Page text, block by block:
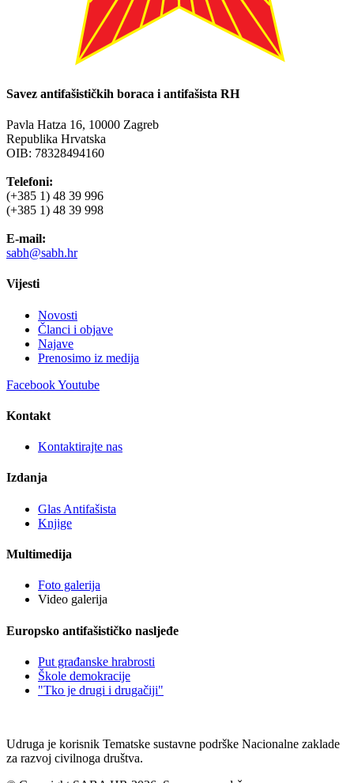
Savez antifašističkih boraca i antifašista RH
Pavla Hatza 16, 10000 Zagreb
Republika Hrvatska
OIB: 78328494160
Telefoni:
(+385 1) 48 39 996
(+385 1) 48 39 998
E-mail:
sabh@sabh.hr
Vijesti
Novosti
Članci i objave
Najave
Prenosimo iz medija
FacebookYoutube
Kontakt
Kontaktirajte nas
Izdanja
Glas Antifašista
Knjige
Multimedija
Foto galerija
Video galerija
Europsko antifašističko nasljeđe
Put građanske hrabrosti
Škole demokracije
"Tko je drugi i drugačiji"
Udruga je korisnik Tematske sustavne podrške Nacionalne zaklade
za razvoj civilnoga društva.